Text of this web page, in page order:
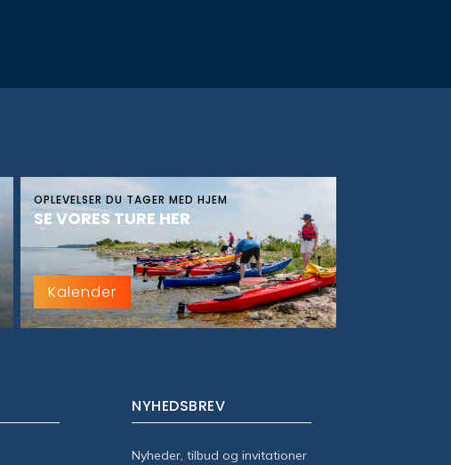
OPLEVELSER DU TAGER MED HJEM
SE VORES TURE HER
Kalender
NYHEDSBREV
Nyheder, tilbud og invitationer